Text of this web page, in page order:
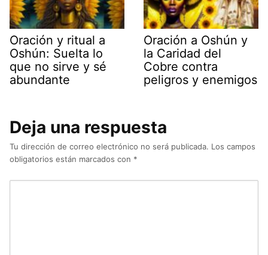
Oración y ritual a
Oshún: Suelta lo
que no sirve y sé
abundante
Oración a Oshún y
la Caridad del
Cobre contra
peligros y enemigos
Deja una respuesta
Tu dirección de correo electrónico no será publicada. Los campos
obligatorios están marcados con *